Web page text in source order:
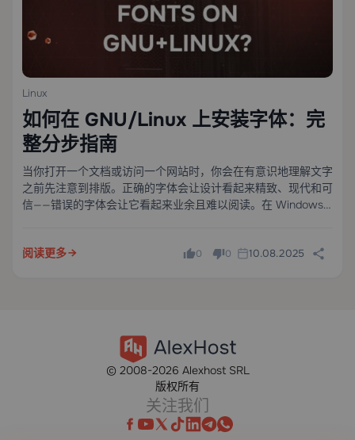
Linux
如何在 GNU/Linux 上安装字体：完
整分步指南
当你打开一个文档或访问一个网站时，你会在有意识地理解文字
之前先注意到排版。正确的字体会让设计看起来精致、现代和可
信——错误的字体会让它看起来业余且难以阅读。在 Windows
阅读更多
0 0 10.08.2025
© 2008-2026 Alexhost SRL
版权所有
关注我们